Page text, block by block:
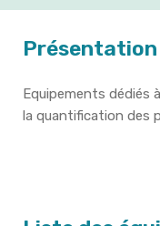
Equipements dédiés
la quantification des